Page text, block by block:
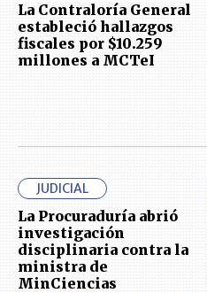
La Contraloría General
estableció hallazgos
fiscales por $10.259
millones a MCTeI
JUDICIAL
La Procuraduría abrió
investigación
disciplinaria contra la
ministra de
MinCiencias